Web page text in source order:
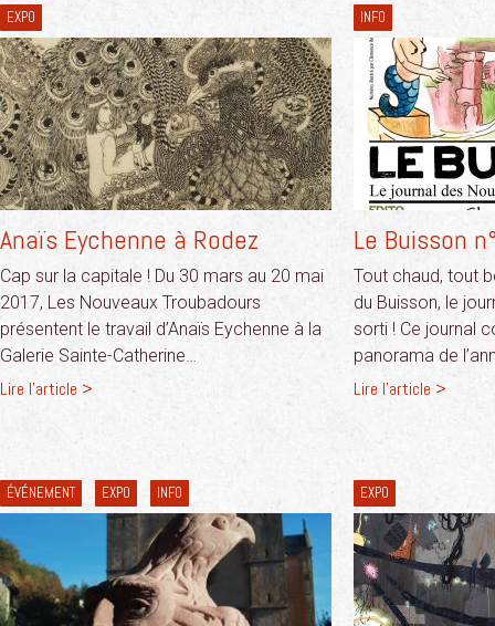
EXPO
Anaïs Eychenne à Rodez
Cap sur la capitale ! Du 30 mars au 20 mai
2017, Les Nouveaux Troubadours
présentent le travail d’Anaïs Eychenne à la
Galerie Sainte-Catherine…
Lire l'article >
INFO
Le Buisson
Tout chaud, tout
du Buisson, le
sorti ! Ce journal
panorama de
Lire l'article >
ÉVÉNEMENT EXPO INFO EXPO